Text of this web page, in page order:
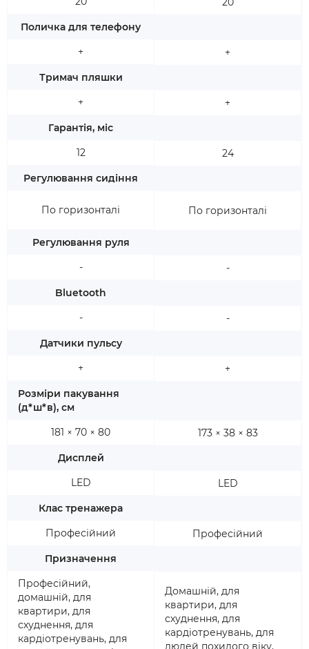
Поличка для телефону
+
Тримач пляшки
+
Гарантія, міс
12
Регулювання сидіння
По горизонталі
Регулювання руля
-
Bluetooth
-
Датчики пульсу
+
Розміри пакування
(д*ш*в), см
181 × 70 × 80
Дисплей
LED
Клас тренажера
Професійний
Призначення
Професійний,
домашній, для
квартири, для
схуднення, для
кардіотренувань, для
+
+
24
По горизонталі
-
-
+
173 × 38 × 83
LED
Професійний
Домашній, для
квартири, для
схуднення, для
кардіотренувань, для
людей похилого віку,